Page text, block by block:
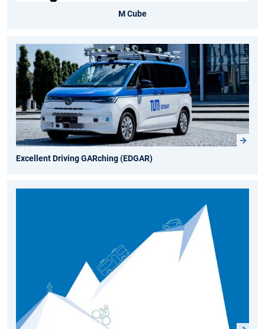
M Cube
Excellent Driving GARching (EDGAR)